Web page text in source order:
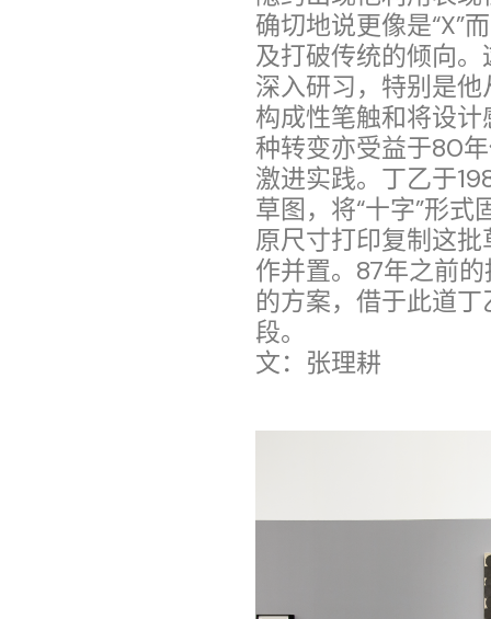
确切地说更像是“X”
及打破传统的倾向
深入研习，特别是
构成性笔触和将设
种转变亦受益于80
激进实践。丁乙于
草图，将“十字”形
原尺寸打印复制这
作并置。87年之前
的方案，借于此道
段。
文：张理耕